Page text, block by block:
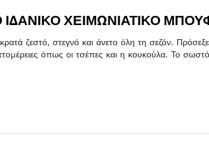
ΙΔΑΝΙΚΌ ΧΕΙΜΩΝΙΆΤΙΚΟ
ζεστό, στεγνό και άνετο όλη τη σεζόν.
όπως οι τσέπες και η κουκούλα. Το